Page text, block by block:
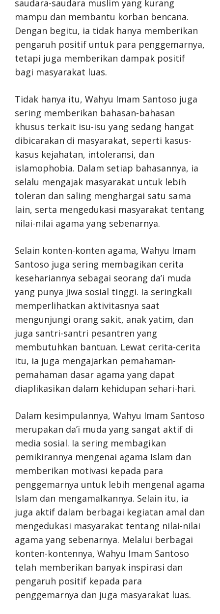
saudara-saudara muslim yang kurang
mampu dan membantu korban bencana.
Dengan begitu, ia tidak hanya memberikan
pengaruh positif untuk para penggemarnya,
tetapi juga memberikan dampak positif
bagi masyarakat luas.
Tidak hanya itu, Wahyu Imam Santoso juga
sering memberikan bahasan-bahasan
khusus terkait isu-isu yang sedang hangat
dibicarakan di masyarakat, seperti kasus-
kasus kejahatan, intoleransi, dan
islamophobia. Dalam setiap bahasannya, ia
selalu mengajak masyarakat untuk lebih
toleran dan saling menghargai satu sama
lain, serta mengedukasi masyarakat tentang
nilai-nilai agama yang sebenarnya.
Selain konten-konten agama, Wahyu Imam
Santoso juga sering membagikan cerita
kesehariannya sebagai seorang da’i muda
yang punya jiwa sosial tinggi. Ia seringkali
memperlihatkan aktivitasnya saat
mengunjungi orang sakit, anak yatim, dan
juga santri-santri pesantren yang
membutuhkan bantuan. Lewat cerita-cerita
itu, ia juga mengajarkan pemahaman-
pemahaman dasar agama yang dapat
diaplikasikan dalam kehidupan sehari-hari.
Dalam kesimpulannya, Wahyu Imam Santoso
merupakan da’i muda yang sangat aktif di
media sosial. Ia sering membagikan
pemikirannya mengenai agama Islam dan
memberikan motivasi kepada para
penggemarnya untuk lebih mengenal agama
Islam dan mengamalkannya. Selain itu, ia
juga aktif dalam berbagai kegiatan amal dan
mengedukasi masyarakat tentang nilai-nilai
agama yang sebenarnya. Melalui berbagai
konten-kontennya, Wahyu Imam Santoso
telah memberikan banyak inspirasi dan
pengaruh positif kepada para
penggemarnya dan juga masyarakat luas.